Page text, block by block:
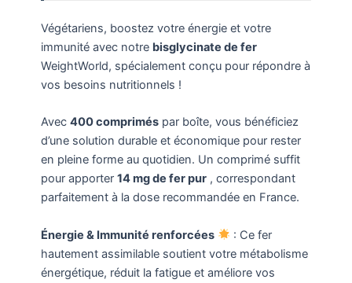
Végétariens, boostez votre énergie et votre
immunité avec notre bisglycinate de fer
WeightWorld, spécialement conçu pour répondre à
vos besoins nutritionnels !
Avec 400 compriméspar boîte, vous bénéficiez
d’une solution durable et économique pour rester
en pleine forme au quotidien. Un comprimé suffit
pour apporter 14 mg de fer pur, correspondant
parfaitement à la dose recommandée en France.
Énergie & Immunité renforcées
: Ce fer
hautement assimilable soutient votre métabolisme
énergétique, réduit la fatigue et améliore vos